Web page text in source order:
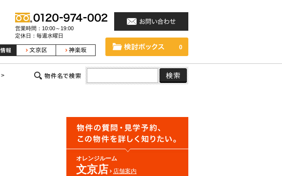
営業時間：10:00～19:00
定休日：毎週水曜日
0
>
オレンジルーム
文京店 店舗案内